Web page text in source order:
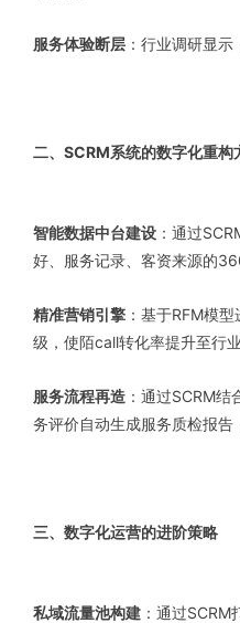
服务体验断层 ：行业调研显
二、SCRM系统的数字化重构
智能数据中台建设 ：通过
好、服务记录、客资来源的
精准营销引擎 ：基于RFM模
级，使陌call转化率提升至行
服务流程再造 ：通过SCRM
务评价自动生成服务质检报告
三、数字化运营的进阶策略
私域流量池构建 ：通过